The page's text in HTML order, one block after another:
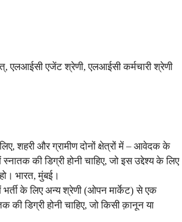
एलआईसी एजेंट श्रेणी, एलआईसी कर्मचारी श्रेणी
शहरी और ग्रामीण दोनों क्षेत्रों में – आवेदक के
स्नातक की डिग्री होनी चाहिए, जो इस उद्देश्य के लिए
भारत, मुंबई।
भर्ती के लिए अन्य श्रेणी (ओपन मार्केट) से एक
की डिग्री होनी चाहिए, जो किसी क़ानून या